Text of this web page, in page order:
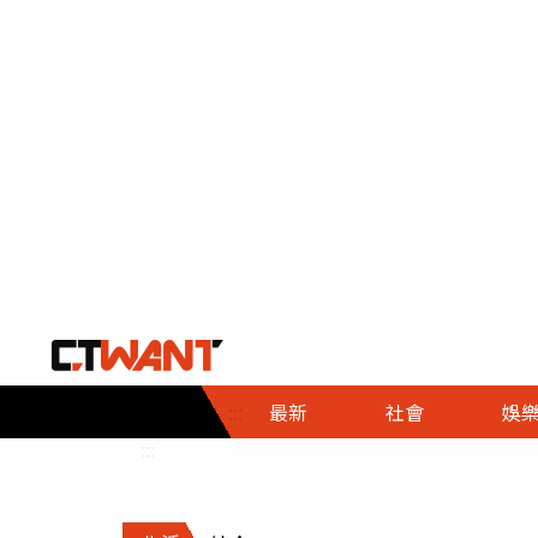
::: 最新 社會
社會首頁
時事
調查
娛樂
娛樂首頁
即時
財經首頁
熱線
政